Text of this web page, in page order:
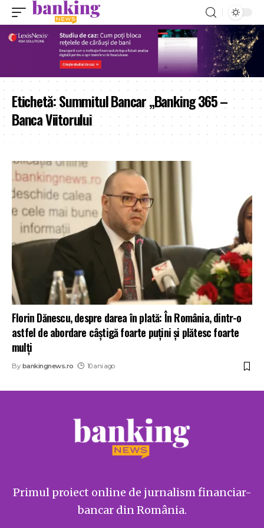
Etichetă:Summitul Bancar „Banking 365 –
Banca Viitorului
Florin Dănescu, despre darea în plată: În România, dintr-o
astfel de abordare câștigă foarte puțini și plătesc foarte
mulți
By bankingnews.ro 10 ani ago
Primul proiect online de jurnalism financiar-
bancar din România.